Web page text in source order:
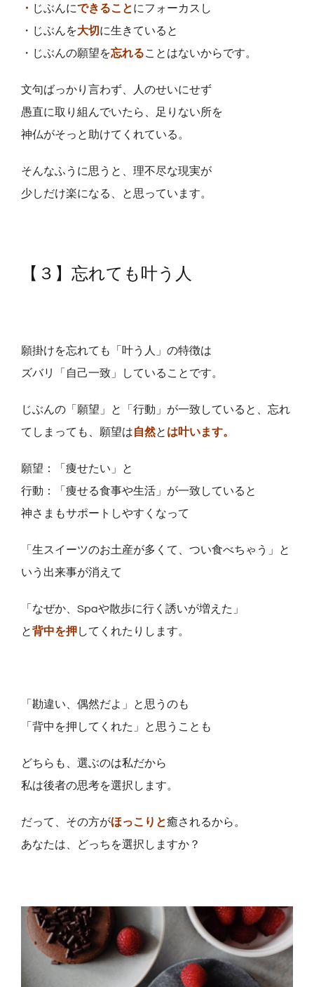
・ じぶんにできることにフォーカスし
・じぶんを大切 に生きていると
・じぶんの願望を忘れることはないからです。
文句ばっかり言わず、人のせいにせず
愚直に取り組んでいたら、足りない所を
神仏がそっと助けてくれている。
そんなふうに思うと、理不尽な現実が
少しだけ楽になる、と思っています。
【３】忘れても叶う人
願掛けを忘れても「叶う人」の特徴は
ズバリ「自己一致」していることです。
じぶんの「願望」と「行動」が一致していると、忘れ
てしまっても、願望は自然と は叶います。
願望：「痩せたい」と
行動：「痩せる食事や生活」が一致していると
神さまもサポートしやすくなって
「生スイーツのお土産が多くて、つい食べちゃう」と
いう出来事が消えて
「なぜか、Spaや散歩に行く誘いが増えた」
と背中を押してくれたりします。
「勘違い、偶然だよ」と思うのも
「背中を押してくれた」と思うことも
どちらも、選ぶのは私だから
私は後者の思考を選択します。
だって、その方がほっこりと癒されるから。
あなたは、どっちを選択しますか？